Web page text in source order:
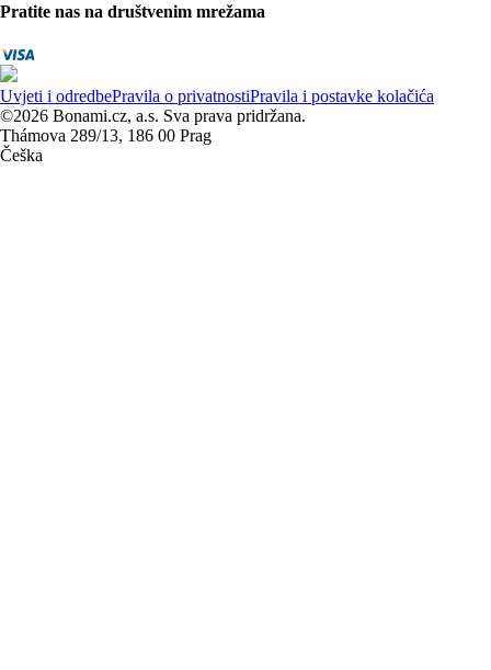
Pratite nas na društvenim mrežama
Uvjeti i odredbePravila o privatnostiPravila i postavke kolačića
©2026 Bonami.cz, a.s. Sva prava pridržana.
Thámova 289/13, 186 00 Prag
Češka